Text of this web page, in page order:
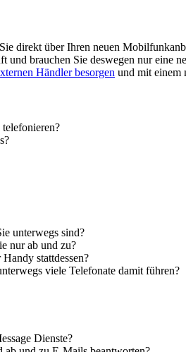
direkt über Ihren neuen
und brauchen Sie deswegen nur eine
Händler besorgen und mit einem
unterwegs sind?
nur ab und zu?
stattdessen?
viele Telefonate damit führen?
Dienste?